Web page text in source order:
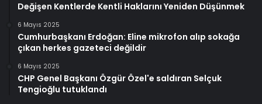
Değişen Kentlerde Kentli Haklarını Yeniden Düşünmek
6 Mayıs 2025
Cumhurbaşkanı Erdoğan: Eline mikrofon alıp sokağa
çıkan herkes gazeteci değildir
6 Mayıs 2025
CHP Genel Başkanı Özgür Özel'e saldıran Selçuk
Tengioğlu tutuklandı